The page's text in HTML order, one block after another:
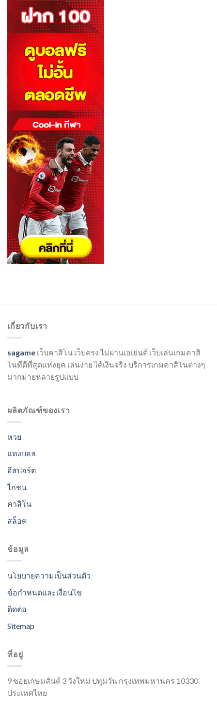
เกี่ยวกับเรา
sagame เว็บคาสิโน เว็บตรง ไม่ผ่านเอเย่นต์ เว็บเล่นเกมคาสิ
โนที่ดีที่สุดแห่งยุค เล่นง่าย ได้เงินจริง บริการเกมคาสิโนต่างๆ
มากมายหลายรูปแบบ
ผลิตภัณฑ์ของเรา
หวย
แทงบอล
อีสปอร์ต
ไก่ชน
คาสิโน
สล็อต
ข้อมูล
นโยบายความเป็นส่วนตัว
ข้อกำหนดและเงื่อนไข
ติดต่อ
Sitemap
ที่อยู่
9 ซอยเกษมสันต์ 3 วังใหม่ ปทุมวัน กรุงเทพมหานคร 10330
ประเทศไทย